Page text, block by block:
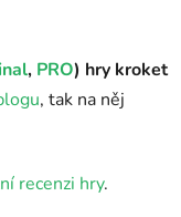
, PRO) hry kroket
, tak na něj
recenzi hry.